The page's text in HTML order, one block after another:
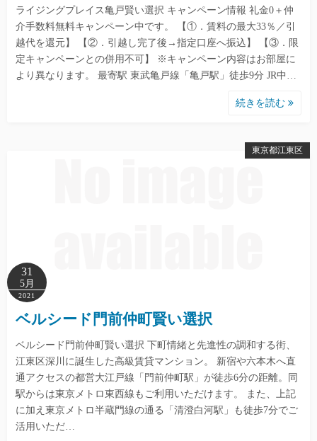
ライジングプレイス亀戸賢い選択 キャンペーン情報 礼金0＋仲
介手数料無料キャンペーン中です。 【①．賃料の最大33％／引
越代を還元】 【②．引越し完了後→指定口座へ振込】 【③．限
定キャンペーンとの併用不可】 ※キャンペーン内容はお部屋に
より異なります。 最寄駅 東武亀戸線「亀戸駅」徒歩9分 JR中…
続きを読む
東京都江東区
31
5月
2021
ベルシード門前仲町賢い選択
ベルシード門前仲町賢い選択 下町情緒と先進性の調和する街、
江東区深川に誕生した高級賃貸マンション。 新宿や六本木へ直
通アクセスの都営大江戸線「門前仲町駅」が徒歩6分の距離。同
駅からは東京メトロ東西線もご利用いただけます。 また、上記
に加え東京メトロ半蔵門線の通る「清澄白河駅」も徒歩7分でご
活用いただ…